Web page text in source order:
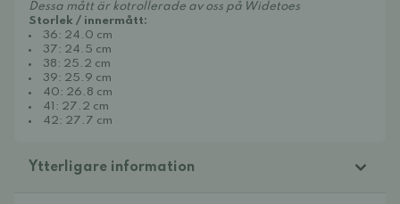
Dessa mått är kotrollerade av oss på Widetoes
Storlek / innermått:
36: 24.0 cm
37: 24.5 cm
38: 25.2 cm
39: 25.9 cm
40: 26.8 cm
41: 27.2 cm
42: 27.7 cm
Ytterligare information